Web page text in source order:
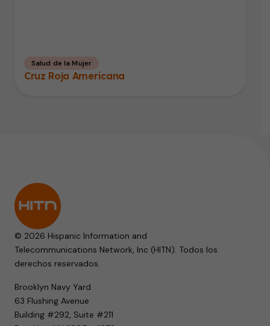
Salud de la Mujer
Cruz Roja Americana
© 2026 Hispanic Information and
Telecommunications Network, Inc (HITN). Todos los
derechos reservados.
Brooklyn Navy Yard
63 Flushing Avenue
Building #292, Suite #211